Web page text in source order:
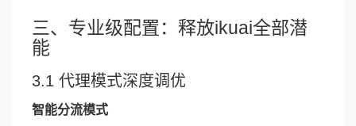
三、专业级配置：释放ikuai全部潜
能
3.1 代理模式深度调优
智能分流模式